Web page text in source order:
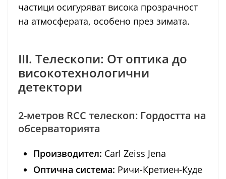
частици осигуряват висока прозрачност
на атмосферата, особено през зимата.
III. Телескопи: От оптика до
високотехнологични
детектори
2-метров RCC телескоп: Гордостта на
обсерваторията
Производител: Carl Zeiss Jena
Оптична система: Ричи-Кретиен-Куде